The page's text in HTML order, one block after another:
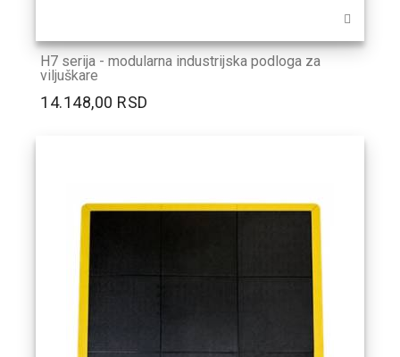
H7 serija - modularna industrijska podloga za
viljuškare
14.148,00 RSD